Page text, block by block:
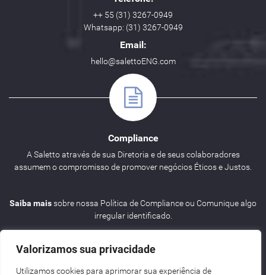
Valorizamos sua privacidade
Utilizamos cookies para aprimorar sua experiência de
++ 55 (31) 3267-0949
Whatsapp: (31) 3267-0949
Email:
hello@salettoENG.com
Compliance
A Saletto através de sua Diretoria e de seus colaboradores
assumem o compromisso de promover negócios Éticos e Justos.
Saiba maissobre nossa Política de Compliance ou Comunique algo
irregular identificado.